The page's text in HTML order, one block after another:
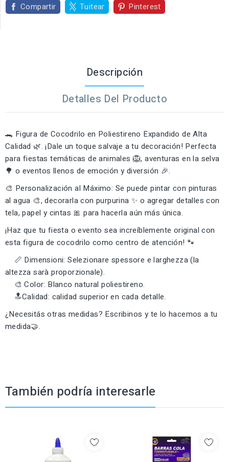
Compartir Tuitear Pinterest
Descripción
Detalles Del Producto
🐊 Figura de Cocodrilo en Poliestireno Expandido de Alta
Calidad 🌿. ¡Dale un toque salvaje a tu decoración! Perfecta
para fiestas temáticas de animales 🦁, aventuras en la selva
🌳 o eventos llenos de emoción y diversión 🎉.
🎨 Personalización al Máximo: Se puede pintar con pinturas
al agua 🎨, decorarla con purpurina ✨ o agregar detalles con
tela, papel y cintas 🎀 para hacerla aún más única.
¡Haz que tu fiesta o evento sea increíblemente original con
esta figura de cocodrilo como centro de atención! 🐾
📏 Dimensioni: Selezionare spessore e larghezza (la
altezza sarà proporzionale).
🎨 Color: Blanco natural poliestireno.
🔝Calidad: calidad superior en cada detalle.
¿Necesitás otras medidas? Escribinos y te lo hacemos a tu
medida🤝.
También podría interesarle